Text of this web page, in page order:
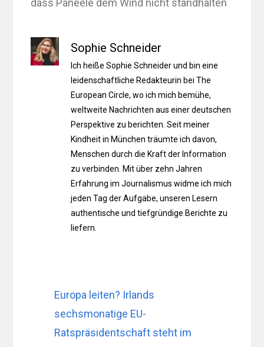
Sophie Schneider
Ich heiße Sophie Schneider und bin eine
leidenschaftliche Redakteurin bei The
European Circle, wo ich mich bemühe,
weltweite Nachrichten aus einer deutschen
Perspektive zu berichten. Seit meiner
Kindheit in München träumte ich davon,
Menschen durch die Kraft der Information
zu verbinden. Mit über zehn Jahren
Erfahrung im Journalismus widme ich mich
jeden Tag der Aufgabe, unseren Lesern
authentische und tiefgründige Berichte zu
liefern.
Europa leiten? Irlands
sechsmonatige EU-
Ratspräsidentschaft steht im